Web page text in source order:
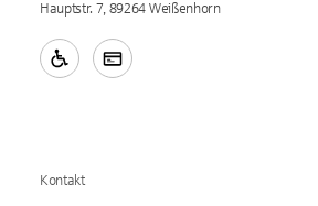
Hauptstr. 7, 89264 Weißenhorn
Kontakt